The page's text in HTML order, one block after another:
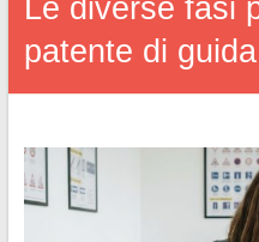
Le diverse fasi
patente di